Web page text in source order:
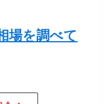
場を調べて